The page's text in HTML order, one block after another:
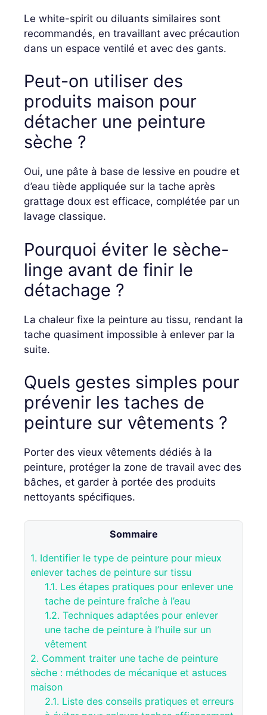
Le white-spirit ou diluants similaires sont
recommandés, en travaillant avec précaution
dans un espace ventilé et avec des gants.
Peut-on utiliser des
produits maison pour
détacher une peinture
sèche ?
Oui, une pâte à base de lessive en poudre et
d’eau tiède appliquée sur la tache après
grattage doux est efficace, complétée par un
lavage classique.
Pourquoi éviter le sèche-
linge avant de finir le
détachage ?
La chaleur fixe la peinture au tissu, rendant la
tache quasiment impossible à enlever par la
suite.
Quels gestes simples pour
prévenir les taches de
peinture sur vêtements ?
Porter des vieux vêtements dédiés à la
peinture, protéger la zone de travail avec des
bâches, et garder à portée des produits
nettoyants spécifiques.
Sommaire
1. Identifier le type de peinture pour mieux
enlever taches de peinture sur tissu
1.1. Les étapes pratiques pour enlever une
tache de peinture fraîche à l’eau
1.2. Techniques adaptées pour enlever
une tache de peinture à l’huile sur un
vêtement
2. Comment traiter une tache de peinture
sèche : méthodes de mécanique et astuces
maison
2.1. Liste des conseils pratiques et erreurs